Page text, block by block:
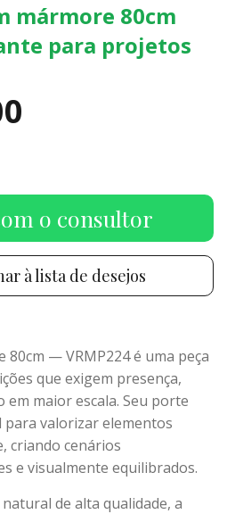
mármore 80cm
para projetos
o consultor
à lista de desejos
80cm — VRMP224 é uma peça
que exigem presença,
maior escala. Seu porte
valorizar elementos
criando cenários
e visualmente equilibrados.
de alta qualidade, a